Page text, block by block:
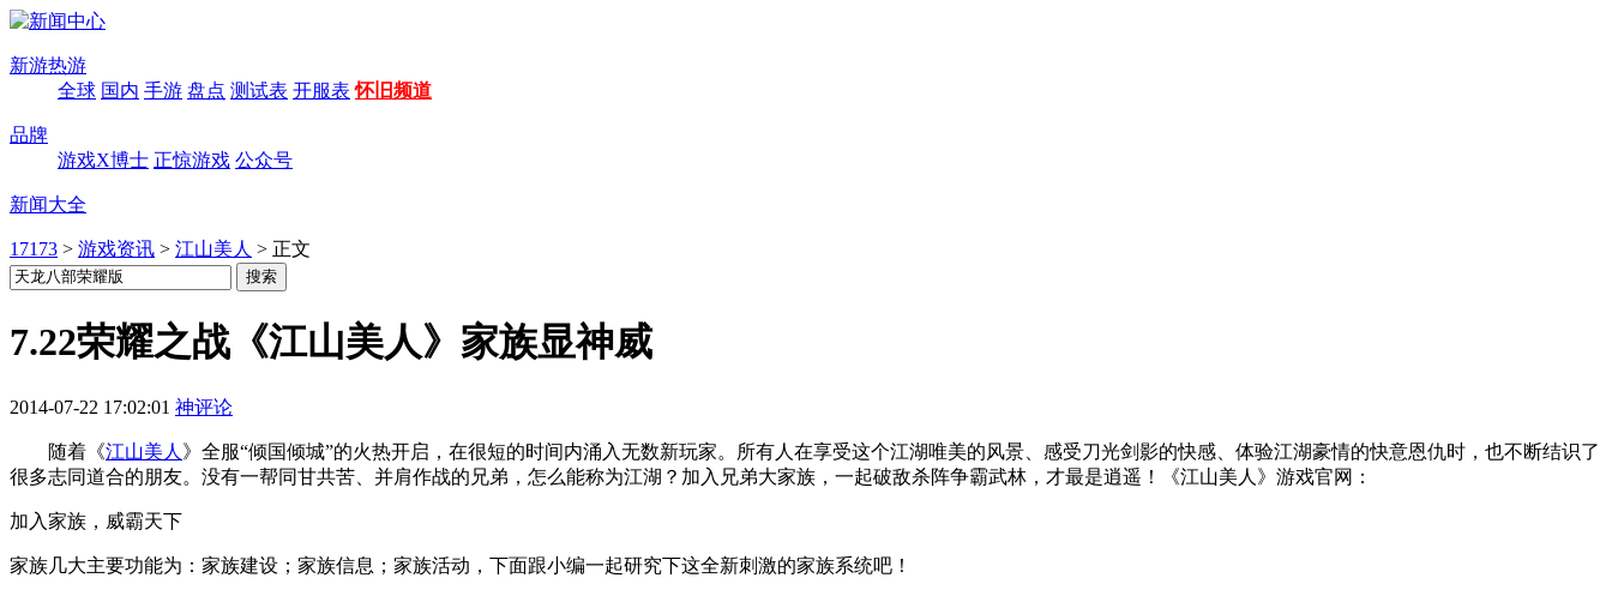
新游热游
全球 国内 手游 盘点 测试表 开服表 怀旧频道
品牌
游戏X博士 正惊游戏 公众号
新闻大全
17173 > 游戏资讯 > 江山美人 > 正文
7.22荣耀之战《江山美人》家族显神威
2014-07-22 17:02:01 神评论
随着《江山美人 》全服“倾国倾城”的火热开启，在很短的时间内涌入无数新玩家。所有人在享受这个江湖唯美的风景、感受刀光剑影的快感、体验江湖豪情的快意恩仇时，也不断结识了
很多志同道合的朋友。没有一帮同甘共苦、并肩作战的兄弟，怎么能称为江湖？加入兄弟大家族，一起破敌杀阵争霸武林，才最是逍遥！《江山美人》游戏官网：
加入家族，威霸天下
家族几大主要功能为：家族建设；家族信息；家族活动，下面跟小编一起研究下这全新刺激的家族系统吧！